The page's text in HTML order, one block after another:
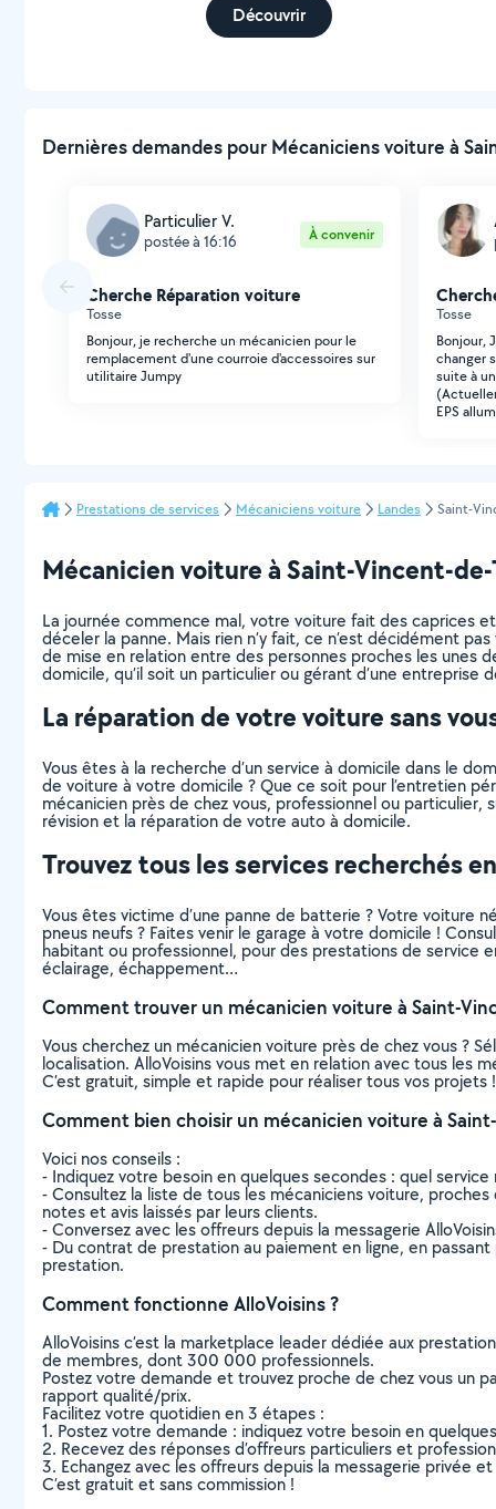
Découvrir
Dernières demandes pour Mécaniciens voiture à
Particulier V.
postée à 16:16 À convenir
Cherche Réparation voiture
Tosse
Bonjour, je recherche un mécanicien pour le
remplacement d'une courroie d'accessoires sur
utilitaire Jumpy
Tosse
Bonjour,
changer
suite à
EPS
Prestations de services Mécaniciens voiture Landes Saint-
Mécanicien voiture à Saint-Vincent-
La journée commence mal, votre voiture fait des caprices
déceler la panne. Mais rien n’y fait, ce n’est décidément
de mise en relation entre des personnes proches les unes
domicile, qu’il soit un particulier ou gérant d’une entreprise
La réparation de votre voiture sans
Vous êtes à la recherche d’un service à domicile dans le
de voiture à votre domicile ? Que ce soit pour l’entretien
mécanicien près de chez vous, professionnel ou
révision et la réparation de votre auto à domicile.
Trouvez tous les services recherchés
Vous êtes victime d’une panne de batterie ? Votre voiture
pneus neufs ? Faites venir le garage à votre domicile !
habitant ou professionnel, pour des prestations de service
éclairage, échappement…
Comment trouver un mécanicien voiture à Saint-
Vous cherchez un mécanicien voiture près de chez vous ?
localisation. AlloVoisins vous met en relation avec tous les
C’est gratuit, simple et rapide pour réaliser tous vos projets !
Comment bien choisir un mécanicien voiture à
Voici nos conseils :
- Indiquez votre besoin en quelques secondes : quel
- Consultez la liste de tous les mécaniciens voiture,
notes et avis laissés par leurs clients.
- Conversez avec les offreurs depuis la messagerie
- Du contrat de prestation au paiement en ligne, en
prestation.
Comment fonctionne AlloVoisins ?
AlloVoisins c’est la marketplace leader dédiée aux
de membres, dont 300 000 professionnels.
Postez votre demande et trouvez proche de chez vous un
rapport qualité/prix.
Facilitez votre quotidien en 3 étapes :
1. Postez votre demande : indiquez votre besoin en
2. Recevez des réponses d’offreurs particuliers et
3. Echangez avec les offreurs depuis la messagerie privée
C’est gratuit et sans commission !